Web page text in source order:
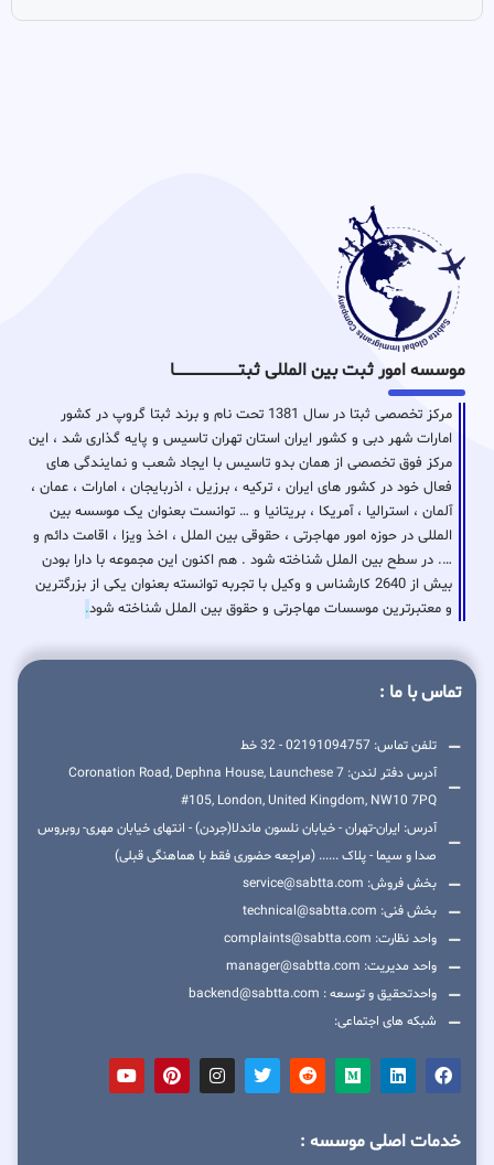
موسسه امور ثبت بین المللی ثبتـــــــــــــــــــــــــــــا
مرکز تخصصی ثبتا در سال 1381 تحت نام و برند ثبتا گروپ در کشور
امارات شهر دبی و کشور ایران استان تهران تاسیس و پایه گذاری شد ، این
مرکز فوق تخصصی از همان بدو تاسیس با ایجاد شعب و نمایندگی های
فعال خود در کشور های ایران ، ترکیه ، برزیل ، اذربایجان ، امارات ، عمان ،
آلمان ، استرالیا ، آمریکا ، بریتانیا و … توانست بعنوان یک موسسه بین
المللی در حوزه امور مهاجرتی ، حقوقی بین الملل ، اخذ ویزا ، اقامت دائم و
…. در سطح بین الملل شناخته شود . هم اکنون این مجموعه با دارا بودن
بیش از 2640 کارشناس و وکیل با تجربه توانسته بعنوان یکی از بزرگترین
و معتبرترین موسسات مهاجرتی و حقوق بین الملل شناخته شود.
تماس با ما :
تلفن تماس: 02191094757 - 32 خط
آدرس دفتر لندن: 7 Coronation Road, Dephna House, Launchese
#105, London, United Kingdom, NW10 7PQ
آدرس: ایران-تهران - خیابان نلسون ماندلا(جردن) - انتهای خیابان مهری- روبروس
صدا و سیما - پلاک ...... (مراجعه حضوری فقط با هماهنگی قبلی)
بخش فروش: service@sabtta.com
بخش فنی: technical@sabtta.com
واحد نظارت: complaints@sabtta.com
واحد مدیریت: manager@sabtta.com
واحدتحقیق و توسعه : backend@sabtta.com
شبکه های اجتماعی:
خدمات اصلی موسسه :